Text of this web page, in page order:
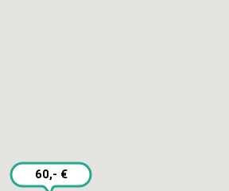
60,- €